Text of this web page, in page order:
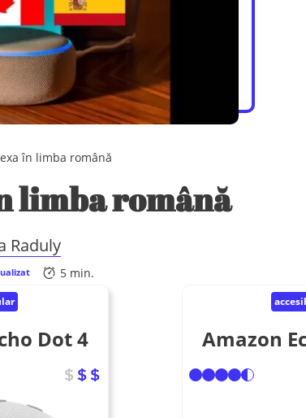
în limba română
limba română
Raduly
5 min.
Dot 4 Amazon